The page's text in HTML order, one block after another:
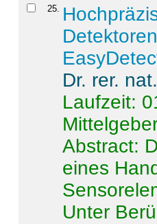
25.
Dr. rer.
Laufzeit:
Abstract:
eines
Unter